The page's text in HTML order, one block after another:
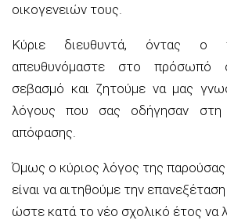
οικογενειών τους.
Κύριε διευθυντά, όντας ο
απευθυνόμαστε στο πρόσωπό
σεβασμό και ζητούμε να μας
λόγους που σας οδήγησαν
απόφασης.
Όμως ο κύριος λόγος της παρούσας
είναι να αιτηθούμε την
ώστε κατά το νέο σχολικό έτος να